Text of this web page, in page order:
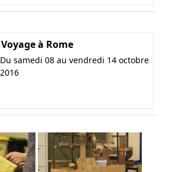
Voyage à Rome
Du samedi 08 au vendredi 14 octobre
2016